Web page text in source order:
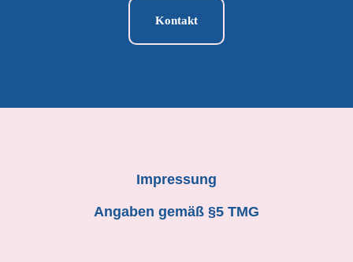
Kontakt
Impressung
Angaben gemäß §5 TMG